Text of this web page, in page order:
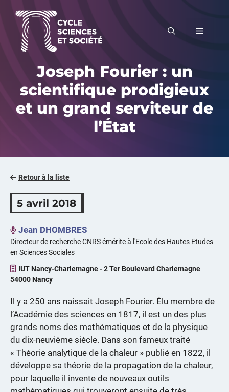
contenu
MENU
Joseph Fourier : un
scientifique prodigieux
et un grand serviteur de
l’État
Retour à la liste
5 avril 2018
Jean DHOMBRES
Directeur de recherche CNRS émérite à l'Ecole des Hautes Etudes
en Sciences Sociales
IUT Nancy-Charlemagne - 2 Ter Boulevard Charlemagne
54000 Nancy
Il y a 250 ans naissait Joseph Fourier. Élu membre de
l’Académie des sciences en 1817, il est un des plus
grands noms des mathématiques et de la physique
du dix-neuvième siècle. Dans son fameux traité
« Théorie analytique de la chaleur » publié en 1822, il
développe sa théorie de la propagation de la chaleur,
pour laquelle il invente de nouveaux outils